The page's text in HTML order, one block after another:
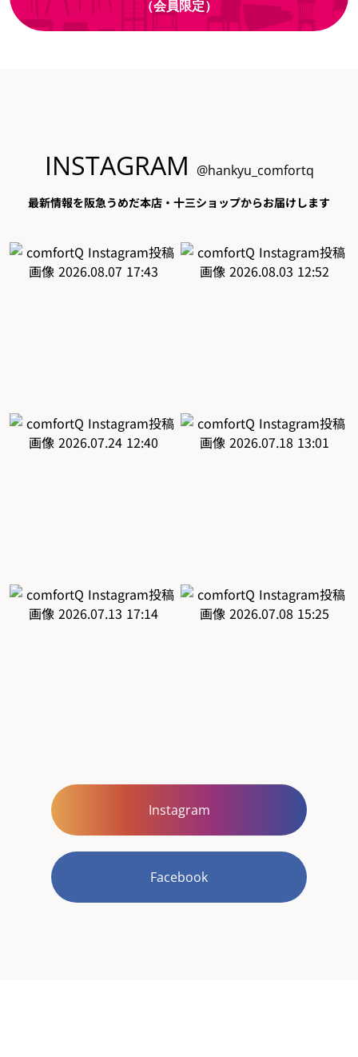
（会員限定）
INSTAGRAM @hankyu_comfortq
最新情報を阪急うめだ本店・十三ショップからお届けします
Instagram
Facebook